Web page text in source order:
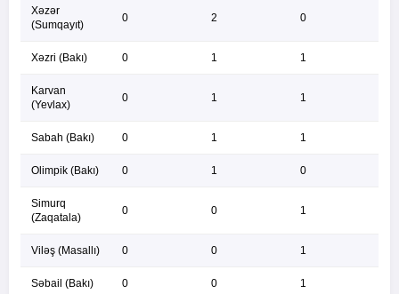
Xəzər
(Sumqayıt)
0 2 0
Xəzri (Bakı) 0 1 1
Karvan
(Yevlax)
0 1 1
Sabah (Bakı) 0 1 1
Olimpik (Bakı) 0 1 0
Simurq
(Zaqatala)
0 0 1
Viləş (Masallı) 0 0 1
Səbail (Bakı) 0 0 1